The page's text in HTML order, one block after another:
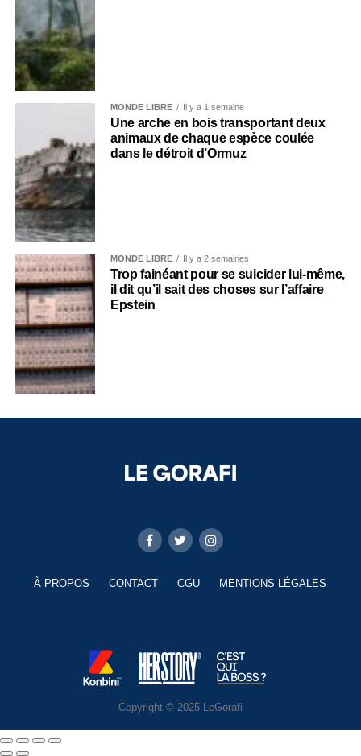
MONDE LIBRE Il y a 1 semaine
Une arche en bois transportant deux
animaux de chaque espèce coulée
dans le détroit d’Ormuz
MONDE LIBRE Il y a 2 semaines
Trop fainéant pour se suicider lui-même,
il dit qu’il sait des choses sur l’affaire
Epstein
À PROPOS CONTACT CGU MENTIONS LÉGALES
Copyright © 2025 LeGorafi